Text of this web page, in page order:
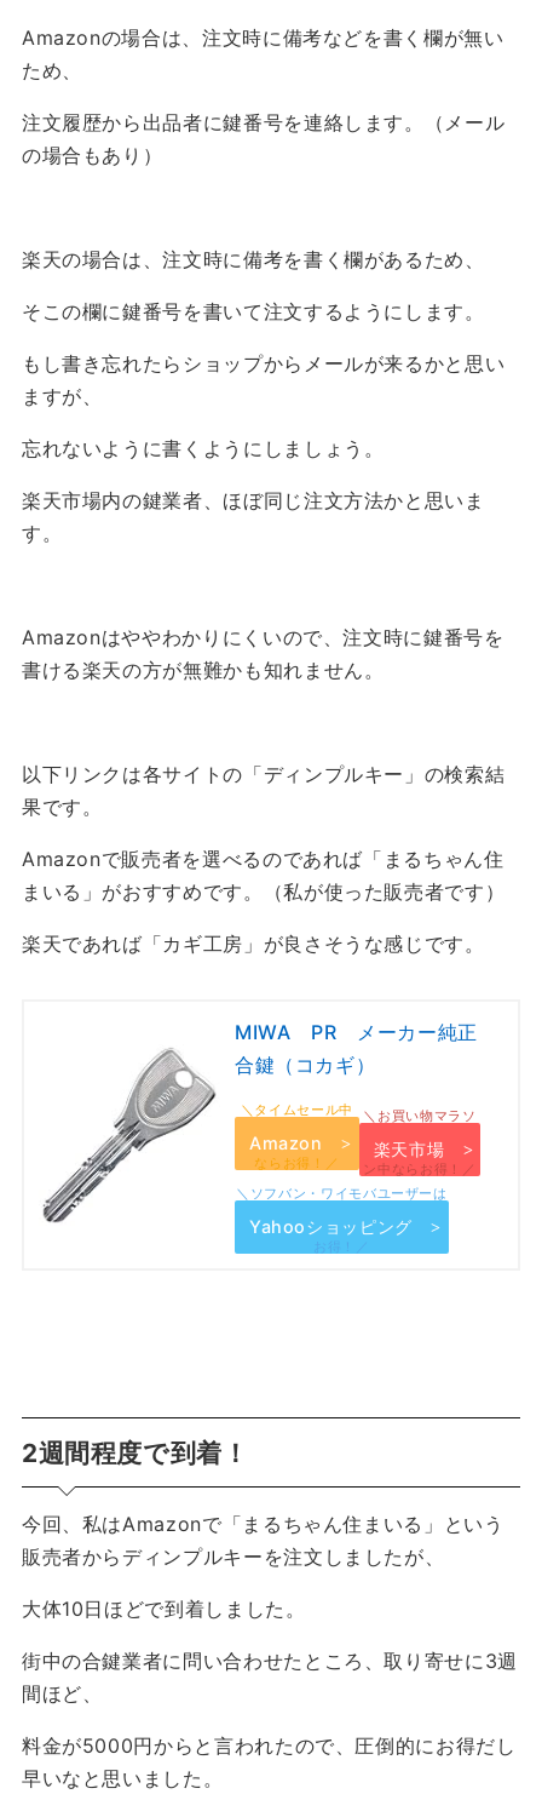
Amazonの場合は、注文時に備考などを書く欄が無い
ため、
注文履歴から出品者に鍵番号を連絡します。（メール
の場合もあり）
楽天の場合は、注文時に備考を書く欄がある ため、
そこの欄に鍵番号を書いて注文するようにします。
もし書き忘れたらショップからメールが来るかと思い
ますが、
忘れないように書くようにしましょう。
楽天市場内の鍵業者、ほぼ同じ注文方法かと思いま
す。
Amazonはややわかりにくいので、注文時に鍵番号を
書ける楽天の方が無難かも知れません。
以下リンクは各サイトの「ディンプルキー」の検索結
果です。
Amazonで販売者を選べるのであれば「まるちゃん住
まいる」がおすすめです。（私が使った販売者です）
楽天であれば「カギ工房」が良さそうな感じです。
MIWA PR メーカー純正
合鍵（コカギ）
Amazon 楽天市場
Yahooショッピング
2週間程度で到着！
今回、私はAmazonで「まるちゃん住まいる」という
販売者からディンプルキーを注文しましたが、
大体10日ほどで到着しました。
街中の合鍵業者に問い合わせたところ、取り寄せに3週
間ほど、
料金が5000円からと言われたので、圧倒的にお得だし
早いなと思いました。